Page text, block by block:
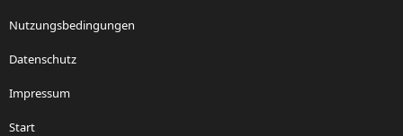
Nutzungsbedingungen
Datenschutz
Impressum
Start